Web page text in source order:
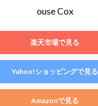
ouse Cox
楽天市場で見る
Yahoo!ショッピングで見る
Amazonで見る